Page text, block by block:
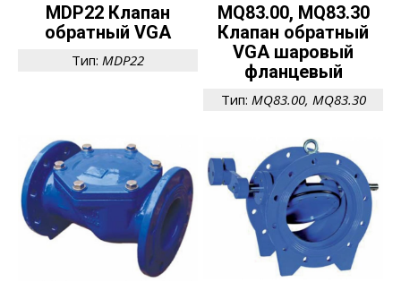
MDP22 Клапан
обратный VGA
Тип: MDP22
MQ83.00, MQ83.30
Клапан обратный
VGA шаровый
фланцевый
Тип: MQ83.00, MQ83.30